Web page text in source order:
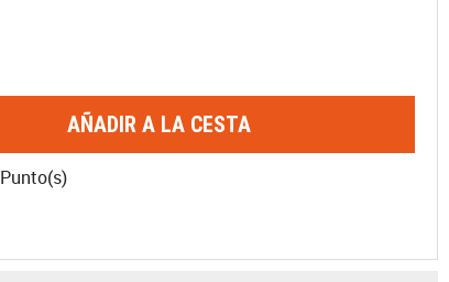
AÑADIR A LA CESTA
Punto(s)